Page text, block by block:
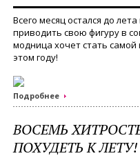
Всего месяц остался до
приводить свою фигуру в
модница хочет стать самой
этом году!
Подробнее
ВОСЕМЬ
ПОХУДЕТЬ К ЛЕТУ!